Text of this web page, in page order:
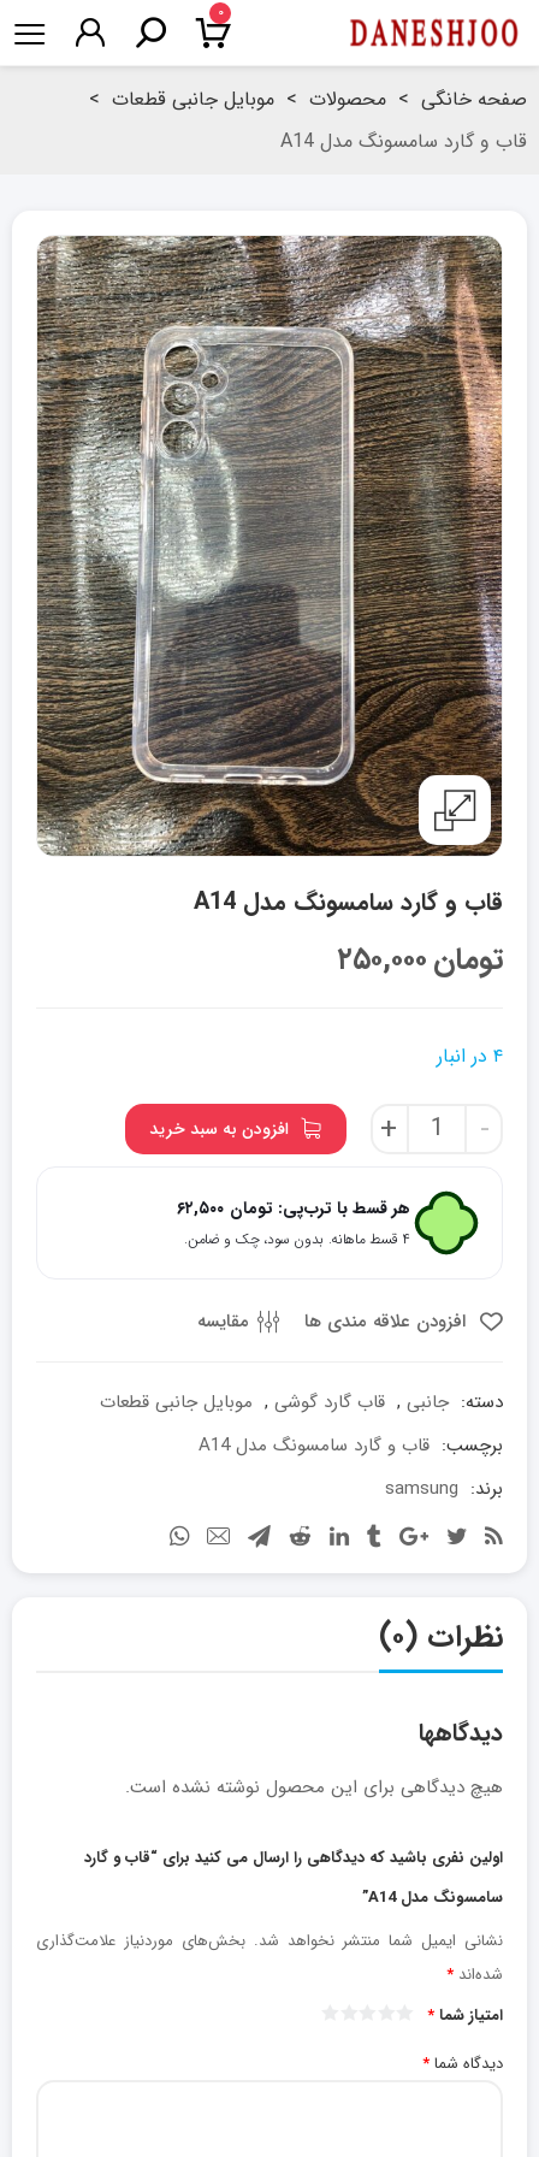
۰
صفحه خانگی > محصولات > موبایل جانبی قطعات >
قاب و گارد سامسونگ مدل A14
قاب و گارد سامسونگ مدل A14
۲۵۰,۰۰۰تومان
۴ در انبار
-
قاب
سامسونگ
مدل
A14
+ افزودن به سبد خرید
هر قسط با ترب‌پی: ۶۲,۵۰۰ تومان
۴ قسط ماهانه. بدون سود، چک و ضامن.
افزودن علاقه مندی ها مقایسه
دسته: جانبی , قاب گارد گوشی , موبایل جانبی قطعات
برچسب: قاب و گارد سامسونگ مدل A14
برند: samsung
نظرات (۰)
دیدگاهها
هیچ دیدگاهی برای این محصول نوشته نشده است.
اولین نفری باشید که دیدگاهی را ارسال می کنید برای “قاب و گارد
سامسونگ مدل A14”
نشانی ایمیل شما منتشر نخواهد شد. بخش‌های موردنیاز علامت‌گذاری
شده‌اند *
امتیاز شما*
دیدگاه شما*